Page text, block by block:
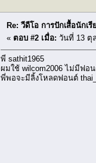
Re: วีดีโอ การปักเสื้อนักเ
« ตอบ #2 เมื่อ: วันที่ 13 ตุ
พี่ sathit1965
ผมใช้ wilcom2006 ไม่มีฟอ
พี่พอจะมีลิ้งโหลดฟอนต์